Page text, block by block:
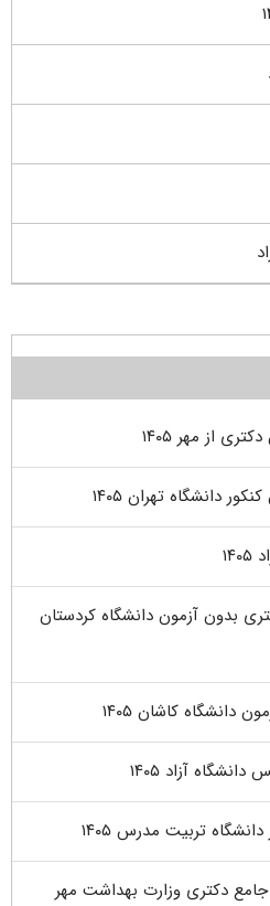
از مهر ۱۴۰۵
دانشگاه تهران ۱۴۰۵
بدون آزمون دانشگاه کردستان
کاشان ۱۴۰۵
آزاد ۱۴۰۵
تربیت مدرس ۱۴۰۵
جامع دکتری وزارت بهداشت مهر